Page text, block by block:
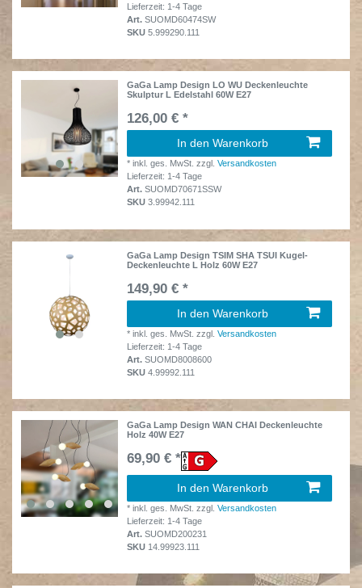
Lieferzeit: 1-4 Tage
Art.SUOMD60474SW
SKU5.999290.111
GaGa Lamp Design LO WU Deckenleuchte
Skulptur L Edelstahl 60W E27
126,00 € *
In den Warenkorb
*inkl. ges. MwSt. zzgl.Versandkosten
Lieferzeit: 1-4 Tage
Art.SUOMD70671SSW
SKU3.99942.111
GaGa Lamp Design TSIM SHA TSUI Kugel-
Deckenleuchte L Holz 60W E27
149,90 € *
In den Warenkorb
*inkl. ges. MwSt. zzgl.Versandkosten
Lieferzeit: 1-4 Tage
Art.SUOMD8008600
SKU4.99992.111
GaGa Lamp Design WAN CHAI Deckenleuchte
Holz 40W E27
69,90 € *
In den Warenkorb
*inkl. ges. MwSt. zzgl.Versandkosten
Lieferzeit: 1-4 Tage
Art.SUOMD200231
SKU 14.99923.111